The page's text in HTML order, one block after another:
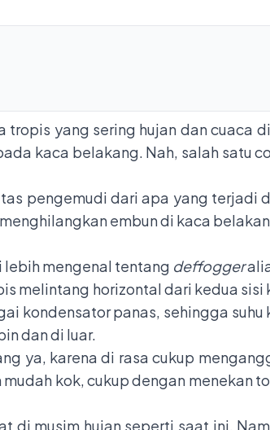
yang sering hujan dan cuaca
kaca belakang. Nah, salah satu
pengemudi dari apa yang terjadi
embun di kaca
lebih mengenal tentang deffogger
melintang horizontal dari kedua sisi
kondensator panas, sehingga
dan di luar.
ya, karena di rasa cukup
kok, cukup dengan menekan
di musim hujan seperti saat ini.